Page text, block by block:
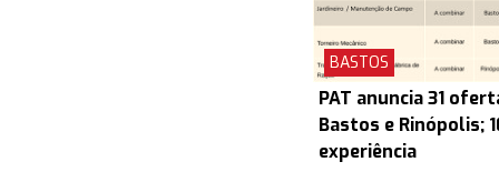
BASTOS
PAT anuncia 31
Bastos e Rinópolis;
experiência